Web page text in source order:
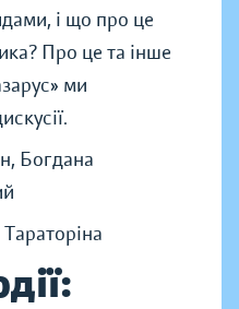
і що про це
Про це та інше
ми
Богдана
Тараторіна